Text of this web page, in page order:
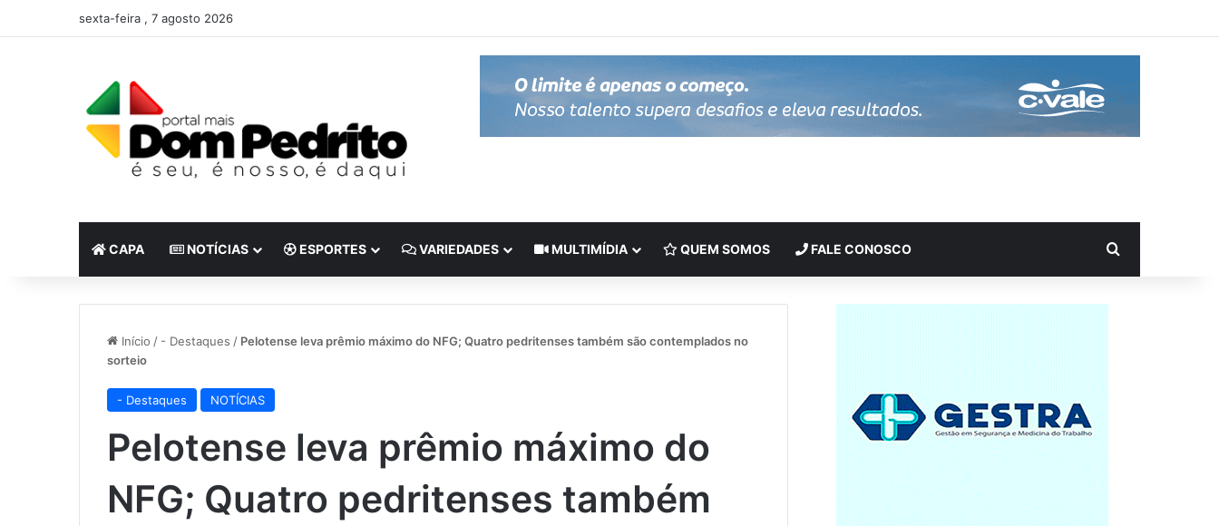
sexta-feira , 7 agosto 2026
CAPA NOTÍCIAS ESPORTES VARIEDADES MULTIMÍDIA QUEM SOMOS FALE CONOSCO
Início / - Destaques / Pelotense leva prêmio máximo do NFG; Quatro pedritenses também são contemplados no
sorteio
- Destaques NOTÍCIAS
Pelotense leva prêmio máximo do
NFG; Quatro pedritenses também